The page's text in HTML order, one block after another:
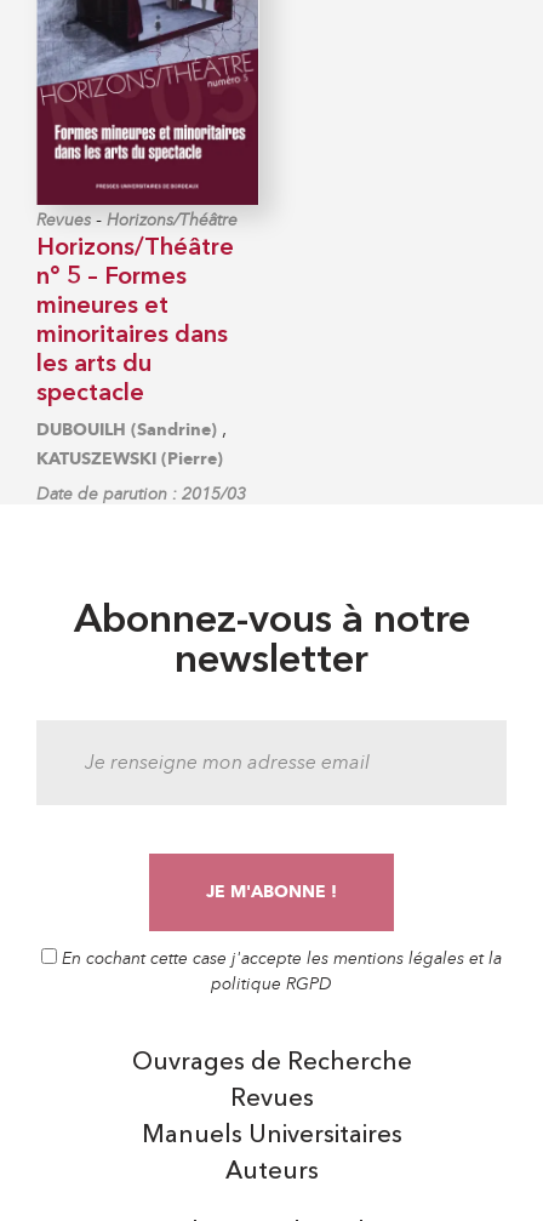
Revues - Horizons/Théâtre
Horizons/Théâtre
n° 5 – Formes
mineures et
minoritaires dans
les arts du
spectacle
DUBOUILH (Sandrine) ,
KATUSZEWSKI (Pierre)
Date de parution : 2015/03
Abonnez-vous à notre
newsletter
En cochant cette case j'accepte les mentions légales et la
politique RGPD
Auteurs
Manuels Universitaires
Ouvrages de Recherche
Revues